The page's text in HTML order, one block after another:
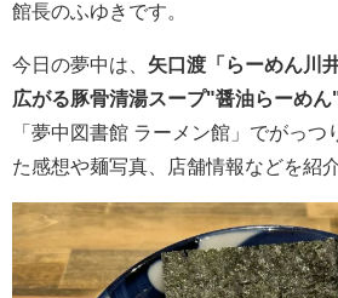
館長のふゆきです。
今日の夢中は、 矢口渡「らーめん川
広がる豚骨清湯スープ"醤油らーめん
「夢中図書館 ラーメン館」でがっ
た感想や麺写真、店舗情報などを紹